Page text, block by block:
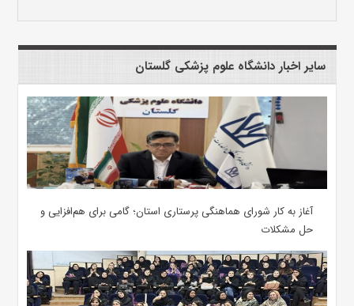
سایر اخبار دانشگاه علوم پزشکی گلستان
آغاز به کار شورای هماهنگی پرستاری استان؛ گامی برای هم‌افزایی و
حل مشکلات